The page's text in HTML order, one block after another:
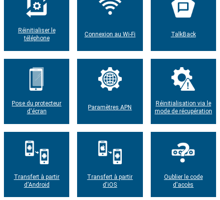
Réinitialiser le
téléphone
Connexion au Wi-Fi TalkBack
Pose du protecteur
d'écran
Paramètres APN
Réinitialisation via le
mode de récupération
Transfert à partir
d'Android
Transfert à partir
d'iOS
Oublier le code
d'accès